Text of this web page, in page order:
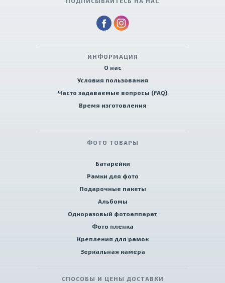
ИНФОРМАЦИЯ
О нас
Условия пользования
Часто задаваемые вопросы (FAQ)
Время изготовления
ФОТО ТОВАРЫ
Батарейки
Рамки для фото
Подарочные пакеты
Альбомы
Одноразовый фотоаппарат
Фото пленка
Крепления для рамок
Зеркальная камера
СПОСОБЫ И ЦЕНЫ ДОСТАВКИ